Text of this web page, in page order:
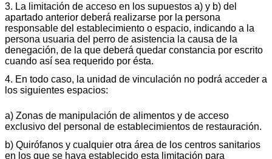
3. La limitación de acceso en los supuestos a) y b) del
apartado anterior deberá realizarse por la persona
responsable del establecimiento o espacio, indicando a la
persona usuaria del perro de asistencia la causa de la
denegación, de la que deberá quedar constancia por escrito
cuando así sea requerido por ésta.
4. En todo caso, la unidad de vinculación no podrá acceder a
los siguientes espacios:
a) Zonas de manipulación de alimentos y de acceso
exclusivo del personal de establecimientos de restauración.
b) Quirófanos y cualquier otra área de los centros sanitarios
en los que se haya establecido esta limitación para